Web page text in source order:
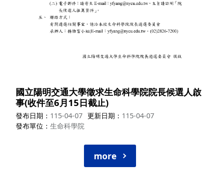
國立陽明交通大學徵求生命科學院院長候選人啟
事(收件至6月15日截止)
發布日期 115-04-07 更新日期
115-04-07
發布單位
生命科學院
more